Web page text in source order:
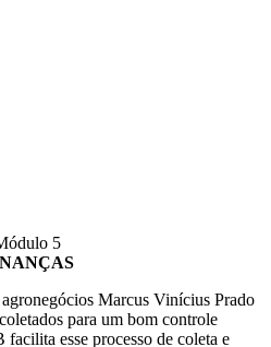
5
Marcus Vinícius Prado
para um bom controle
esse processo de coleta e